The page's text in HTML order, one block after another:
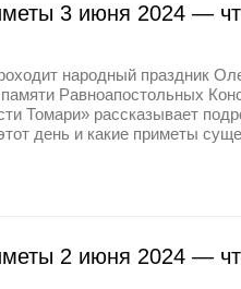
3 июня 2024 —
народный праздник
Равноапостольных
Томари» рассказывает
день и какие приметы
2 июня 2024 —